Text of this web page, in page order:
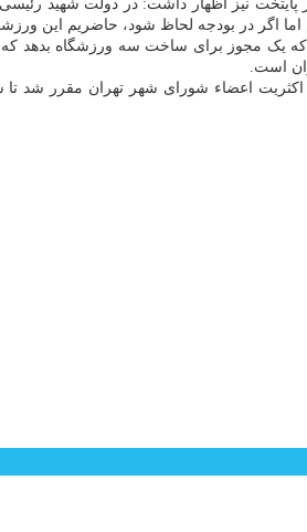
نیز اظهار داشت: در دولت شهید
اما اگر در بودجه لحاظ شود، حاضریم این
یک مجوز برای ساخت سه ورزشگاه بدهد
است.
اکثریت اعضاء شورای شهر تهران مقرر شد